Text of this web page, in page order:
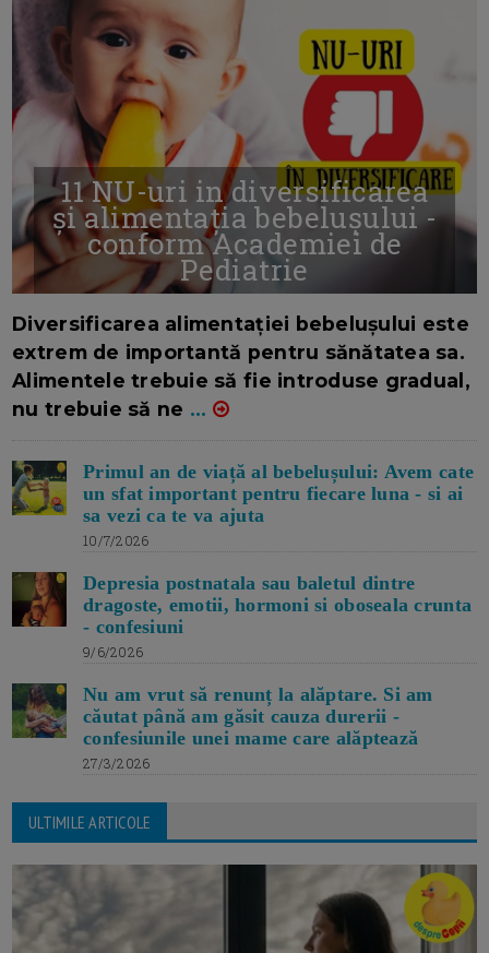
11 NU-uri in diversificarea
și alimentația bebelușului -
conform Academiei de
Pediatrie
Diversificarea alimentației bebelușului este
extrem de importantă pentru sănătatea sa.
Alimentele trebuie să fie introduse gradual,
nu trebuie să ne ...
Primul an de viață al bebelușului: Avem cate
un sfat important pentru fiecare luna - si ai
sa vezi ca te va ajuta
10/7/2026
Depresia postnatala sau baletul dintre
dragoste, emotii, hormoni si oboseala crunta
- confesiuni
9/6/2026
Nu am vrut să renunț la alăptare. Si am
căutat până am găsit cauza durerii -
confesiunile unei mame care alăptează
27/3/2026
ULTIMILE ARTICOLE